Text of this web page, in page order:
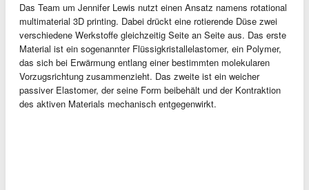
Das Team um Jennifer Lewis nutzt einen Ansatz namens rotational
multimaterial 3D printing. Dabei drückt eine rotierende Düse zwei
verschiedene Werkstoffe gleichzeitig Seite an Seite aus. Das erste
Material ist ein sogenannter Flüssigkristallelastomer, ein Polymer,
das sich bei Erwärmung entlang einer bestimmten molekularen
Vorzugsrichtung zusammenzieht. Das zweite ist ein weicher
passiver Elastomer, der seine Form beibehält und der Kontraktion
des aktiven Materials mechanisch entgegenwirkt.